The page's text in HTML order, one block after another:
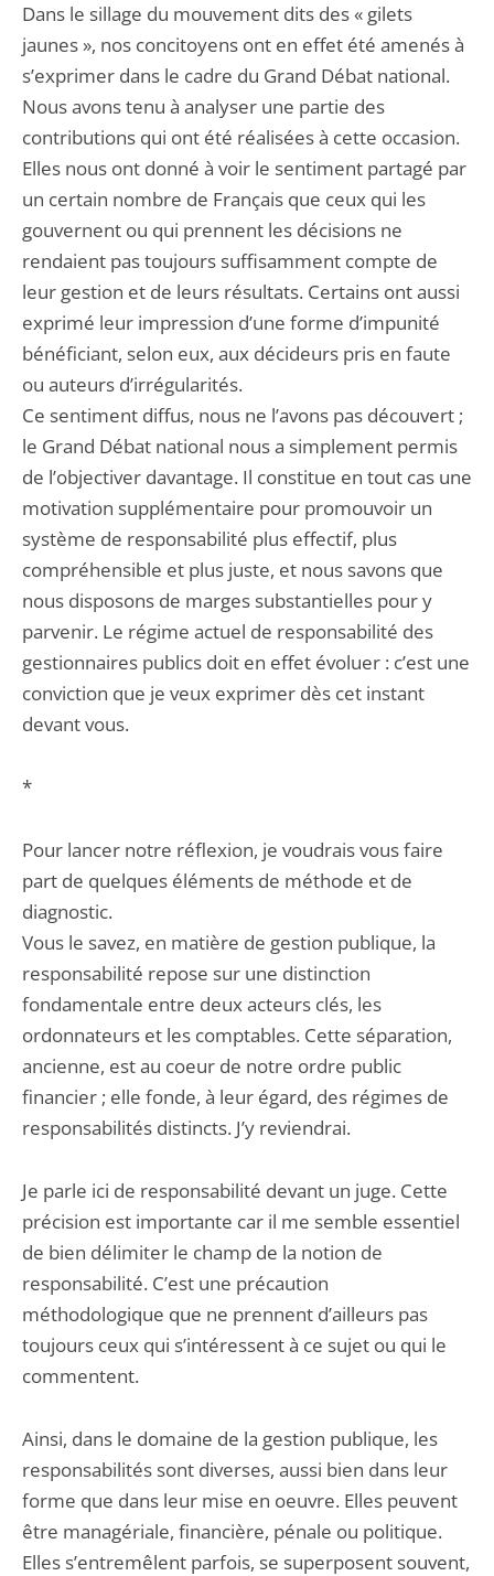
Dans le sillage du mouvement dits des « gilets
jaunes », nos concitoyens ont en effet été amenés à
s’exprimer dans le cadre du Grand Débat national.
Nous avons tenu à analyser une partie des
contributions qui ont été réalisées à cette occasion.
Elles nous ont donné à voir le sentiment partagé par
un certain nombre de Français que ceux qui les
gouvernent ou qui prennent les décisions ne
rendaient pas toujours suffisamment compte de
leur gestion et de leurs résultats. Certains ont aussi
exprimé leur impression d’une forme d’impunité
bénéficiant, selon eux, aux décideurs pris en faute
ou auteurs d’irrégularités.
Ce sentiment diffus, nous ne l’avons pas découvert ;
le Grand Débat national nous a simplement permis
de l’objectiver davantage. Il constitue en tout cas une
motivation supplémentaire pour promouvoir un
système de responsabilité plus effectif, plus
compréhensible et plus juste, et nous savons que
nous disposons de marges substantielles pour y
parvenir. Le régime actuel de responsabilité des
gestionnaires publics doit en effet évoluer : c’est une
conviction que je veux exprimer dès cet instant
devant vous.
*
Pour lancer notre réflexion, je voudrais vous faire
part de quelques éléments de méthode et de
diagnostic.
Vous le savez, en matière de gestion publique, la
responsabilité repose sur une distinction
fondamentale entre deux acteurs clés, les
ordonnateurs et les comptables. Cette séparation,
ancienne, est au coeur de notre ordre public
financier ; elle fonde, à leur égard, des régimes de
responsabilités distincts. J’y reviendrai.
Je parle ici de responsabilité devant un juge. Cette
précision est importante car il me semble essentiel
de bien délimiter le champ de la notion de
responsabilité. C’est une précaution
méthodologique que ne prennent d’ailleurs pas
toujours ceux qui s’intéressent à ce sujet ou qui le
commentent.
Ainsi, dans le domaine de la gestion publique, les
responsabilités sont diverses, aussi bien dans leur
forme que dans leur mise en oeuvre. Elles peuvent
être managériale, financière, pénale ou politique.
Elles s’entremêlent parfois, se superposent souvent,